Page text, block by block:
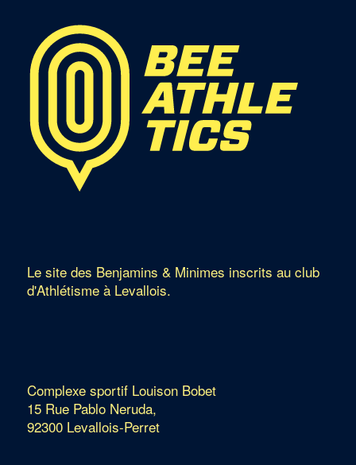
Le site des Benjamins & Minimes inscrits au club
d'Athlétisme à Levallois.
Complexe sportif Louison Bobet
15 Rue Pablo Neruda,
92300 Levallois-Perret